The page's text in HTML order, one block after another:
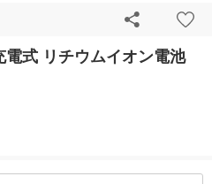
式 リチウムイオン電池